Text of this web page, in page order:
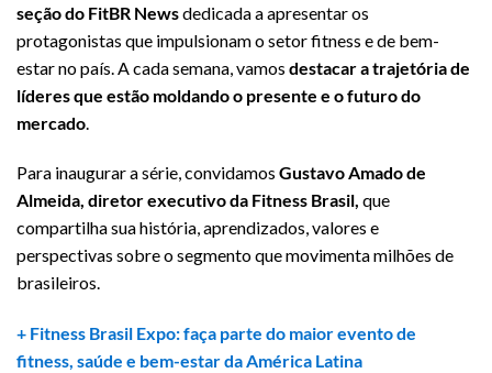
seção do FitBR Newsdedicada a apresentar os
protagonistas que impulsionam o setor fitness e de bem-
estar no país. A cada semana, vamos destacar a trajetória de
líderes que estão moldando o presente e o futuro do
mercado
Para inaugurar a série, convidamos Gustavo Amado de
Almeida, diretor executivo da Fitness Brasil, que
compartilha sua história, aprendizados, valores e
perspectivas sobre o segmento que movimenta milhões de
brasileiros.
+ Fitness Brasil Expo: faça parte do maior evento de
fitness, saúde e bem-estar da América Latina